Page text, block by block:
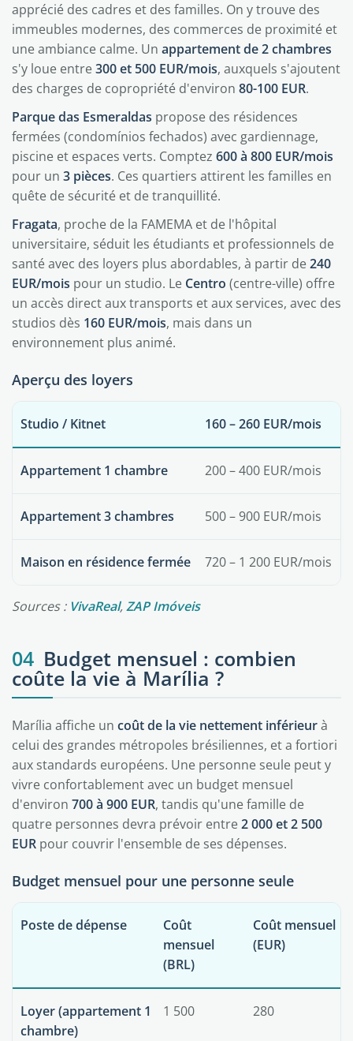
apprécié des cadres et des familles. On y trouve des
immeubles modernes, des commerces de proximité et
une ambiance calme. Un appartement de 2 chambres
s'y loue entre300 et 500 EUR/mois, auxquels s'ajoutent
des charges de copropriété d'environ 80-100 EUR.
Parque das Esmeraldas propose des résidences
fermées (condomínios fechados) avec gardiennage,
piscine et espaces verts. Comptez 600 à 800 EUR/mois
pour un 3 pièces. Ces quartiers attirent les familles en
quête de sécurité et de tranquillité.
Fragata, proche de la FAMEMA et de l'hôpital
universitaire, séduit les étudiants et professionnels de
santé avec des loyers plus abordables, à partir de240
EUR/mois pour un studio. Le Centro (centre-ville) offre
un accès direct aux transports et aux services, avec des
studios dès 160 EUR/mois, mais dans un
environnement plus animé.
Aperçu des loyers
Studio / Kitnet 160 – 260 EUR/mois
Appartement 1 chambre 200 – 400 EUR/mois
Appartement 3 chambres 500 – 900 EUR/mois
Maison en résidence fermée 720 – 1 200 EUR/mois
Sources : VivaReal,ZAP Imóveis
04 Budget mensuel : combien
coûte la vie à Marília ?
Marília affiche un coût de la vie nettement inférieurà
celui des grandes métropoles brésiliennes, et a fortiori
aux standards européens. Une personne seule peut y
vivre confortablement avec un budget mensuel
d'environ 700 à 900 EUR, tandis qu'une famille de
quatre personnes devra prévoir entre2 000 et 2 500
EUR pour couvrir l'ensemble de ses dépenses.
Budget mensuel pour une personne seule
Poste de dépense
Coût
mensuel
(BRL)
Coût mensuel
(EUR)
Loyer (appartement 1
chambre)
1 500 280